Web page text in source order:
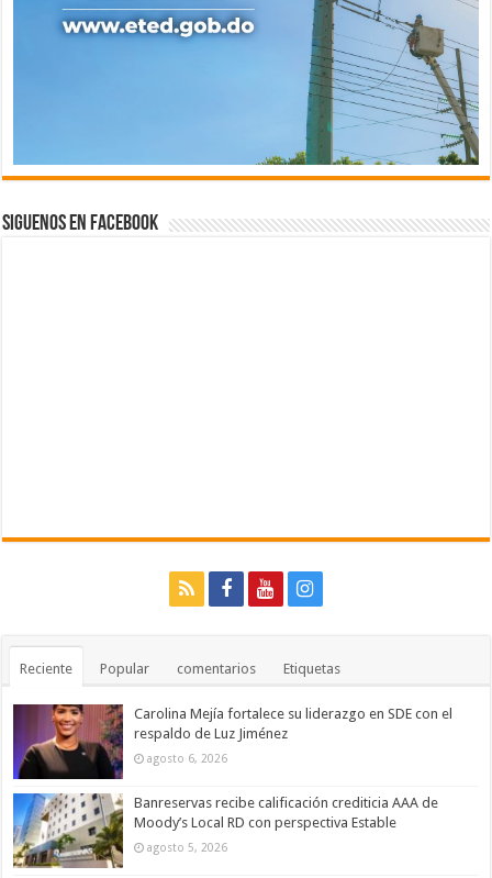
Siguenos en Facebook
Reciente Popular comentarios Etiquetas
Carolina Mejía fortalece su liderazgo en SDE con el
respaldo de Luz Jiménez
agosto 6, 2026
Banreservas recibe calificación crediticia AAA de
Moody’s Local RD con perspectiva Estable
agosto 5, 2026